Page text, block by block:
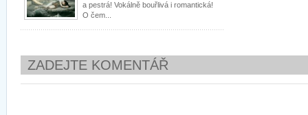
a pestrá! Vokálně bouřlivá i romantická!
O čem...
ZADEJTE KOMENTÁŘ